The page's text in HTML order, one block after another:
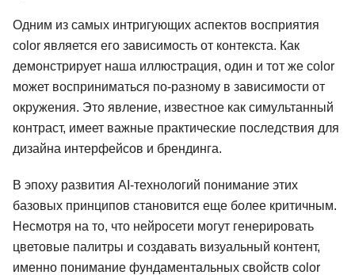
Одним из самых интригующих аспектов восприятия
color является его зависимость от контекста. Как
демонстрирует наша иллюстрация, один и тот же color
может восприниматься по-разному в зависимости от
окружения. Это явление, известное как симультанный
контраст, имеет важные практические последствия для
дизайна интерфейсов и брендинга.
В эпоху развития AI-технологий понимание этих
базовых принципов становится еще более критичным.
Несмотря на то, что нейросети могут генерировать
цветовые палитры и создавать визуальный контент,
именно понимание фундаментальных свойств color